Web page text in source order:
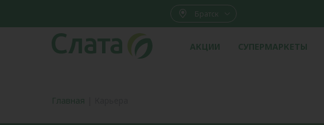
Братск
АКЦИИ СУПЕРМАРКЕТЫ
Главная